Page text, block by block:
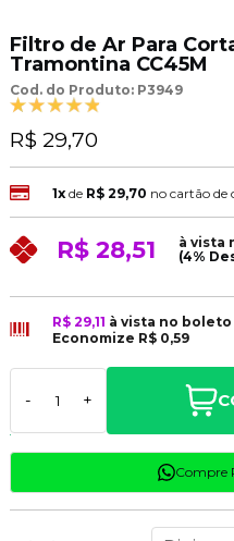
Filtro de Ar Para
Tramontina CC45M
Cod. do Produto: P3949
R$ 29,70
1xde R$ 29,70 no cartão de
R$ 28,51
à vista
(4%
R$ 29,11 à vista no boleto
Economize R$ 0,59
- +
Compre